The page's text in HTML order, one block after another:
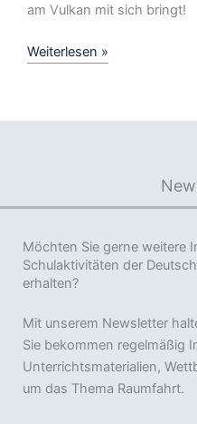
am Vulkan mit sich bringt!
Leben
Weiterlesen »
Möchten Sie gerne weitere
Schulaktivitäten der
erhalten?
Mit unserem Newsletter
Sie bekommen regelmäßig
Unterrichtsmaterialien,
um das Thema Raumfahrt.